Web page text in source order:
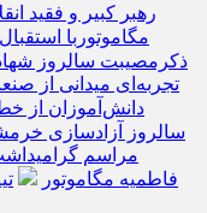
رهبر کبیر و فقید
مگاموتوربا
ذکرمصیبت سالروز
تجربه‌ای میدانی از
دانش‌آموزان از
سالروز آزادسازی
مراسم
فاطمیه مگاموتور